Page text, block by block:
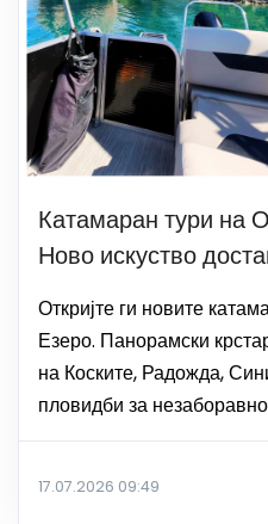
Катамаран тури на
Ново искуство
Откријте ги новите
Езеро. Панорамски
на Коските, Радожда,
пловидби за
17.07.2026 09:49